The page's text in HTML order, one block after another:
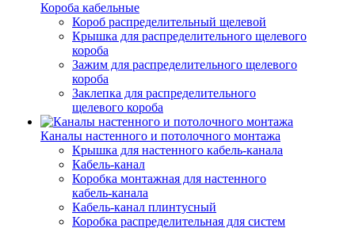
Короба кабельные
Короб распределительный щелевой
Крышка для распределительного щелевого
короба
Зажим для распределительного щелевого
короба
Заклепка для распределительного
щелевого короба
Каналы настенного и потолочного монтажа
Крышка для настенного кабель-канала
Кабель-канал
Коробка монтажная для настенного
кабель-канала
Кабель-канал плинтусный
Коробка распределительная для систем